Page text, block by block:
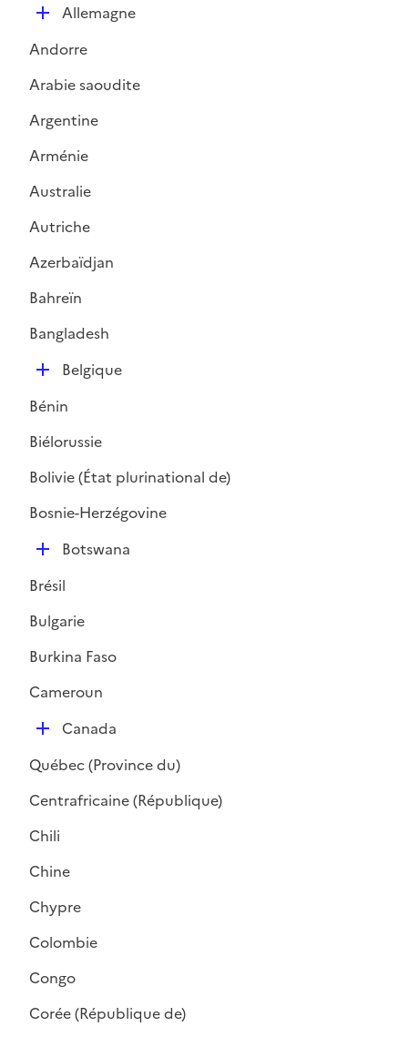
p
l
i
e
D
p
l
e
Allemagne
Andorre
Arabie saoudite
Argentine
Arménie
Australie
Autriche
Azerbaïdjan
Bahreïn
Bangladesh
D
p
l
e
Belgique
Bénin
Biélorussie
Bolivie (État plurinational de)
Bosnie-Herzégovine
D
p
l
i
e
Botswana
Brésil
Bulgarie
Burkina Faso
Cameroun
D
p
l
e
Canada
Québec (Province du)
Centrafricaine (République)
Chili
Chine
Chypre
Colombie
Congo
Corée (République de)